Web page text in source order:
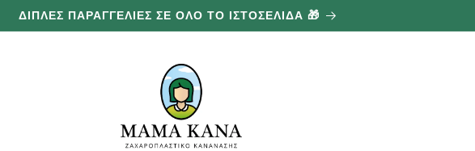
ΔΙΠΛΕΣ ΠΑΡΑΓΓΕΛΙΕΣ ΣΕ ΟΛΟ ΤΟ ΙΣΤΟΣΕΛΙΔΑ 🎁